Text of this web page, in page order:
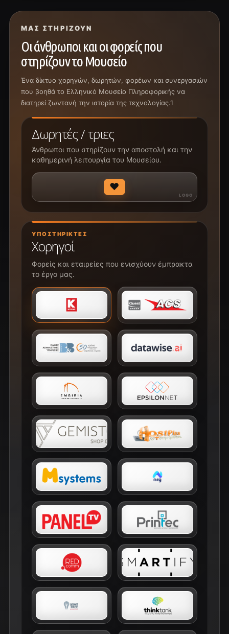
ΜΑΣ ΣΤΗΡΊΖΟΥΝ
Οι άνθρωποι και οι φορείς που
στηρίζουν το Μουσείο
Ένα δίκτυο χορηγών, δωρητών, φορέων και συνεργασιών
που βοηθά το Ελληνικό Μουσείο Πληροφορικής να
διατηρεί ζωντανή την ιστορία της τεχνολογίας.1
Δωρητές / τριες
Άνθρωποι που στηρίζουν την αποστολή και την
καθημερινή λειτουργία του Μουσείου.
♥
ΥΠΟΣΤΗΡΙΚΤΈΣ
Χορηγοί
Φορείς και εταιρείες που ενισχύουν έμπρακτα
το έργο μας.